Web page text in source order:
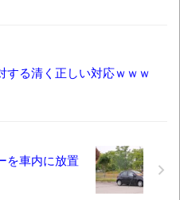
する清く正しい対応ｗｗｗ
を車内に放置